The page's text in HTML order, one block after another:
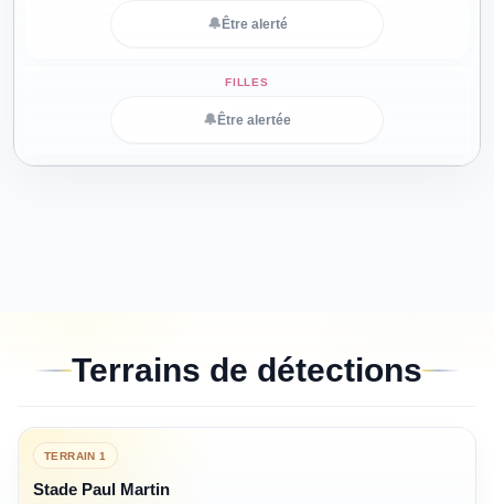
Terrains de détections
TERRAIN1
Stade Paul Martin
🔔 Être alerté
🔔 Être alertée